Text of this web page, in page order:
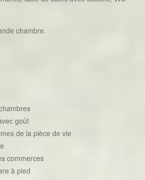
chambre.
goût
de la pièce de vie
commerces
à pied